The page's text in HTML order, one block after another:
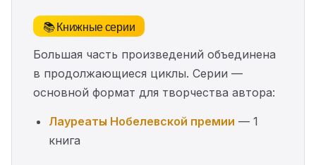
📚 Книжные серии
Большая часть произведений объединена
в продолжающиеся циклы. Серии —
основной формат для творчества автора:
Лауреаты Нобелевской премии — 1
книга